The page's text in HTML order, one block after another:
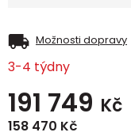
Možnosti dopravy
3-4 týdny
191 749 Kč
158 470 Kč